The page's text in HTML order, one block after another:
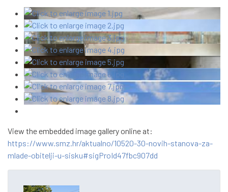
View the embedded image gallery online at:
https://www.smz.hr/aktualno/10520-30-novih-stanova-za-
mlade-obitelji-u-sisku#sigProId47fbc907dd